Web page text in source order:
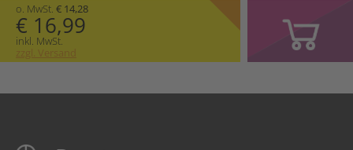
o. MwSt. € 14,28
€ 16,99
inkl. MwSt.
zzgl. Versand